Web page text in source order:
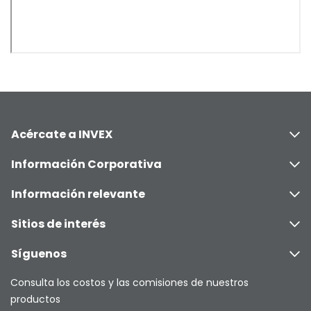
Acércate a INVEX
Información Corporativa
Información relevante
Sitios de interés
Síguenos
Consulta los costos y las comisiones de nuestros
productos